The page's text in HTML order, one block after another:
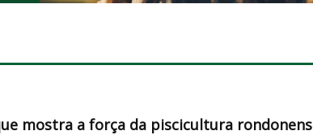
mostra a força da piscicultura